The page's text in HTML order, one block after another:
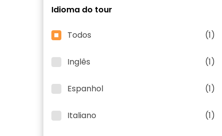
Idioma do tour
Todos (1)
Inglês (1)
Espanhol (1)
Italiano (1)